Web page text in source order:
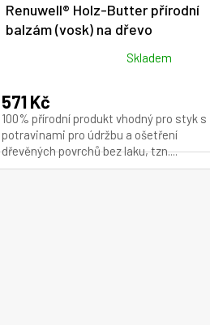
Renuwell® Holz-Butter přírodní
balzám (vosk) na dřevo
produktu
je
5,0
z
Skladem
571 Kč
100% přírodní produkt vhodný pro styk s
potravinami pro údržbu a ošetření
dřevěných povrchů bez laku, tzn....